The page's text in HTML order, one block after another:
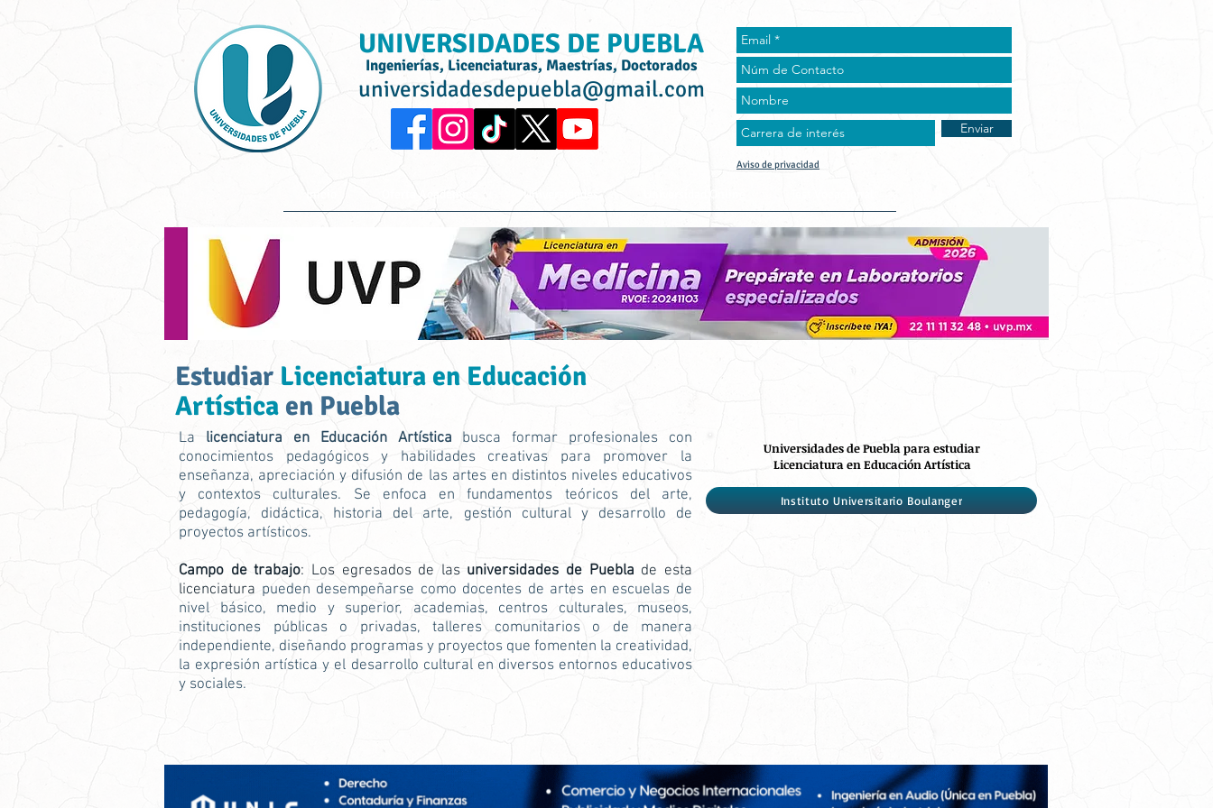
UNIVERSIDADES DE PUEBLA
Ingenierías, Licenciaturas, Maestrías, Doctorados
universidadesdepuebla@gmail.com
Enviar
Aviso de privacidad
Estudiar Licenciatura en Educación
Artística en Puebla
La licenciatura en Educación Artística busca formar profesionales con
conocimientos pedagógicos y habilidades creativas para promover la
enseñanza, apreciación y difusión de las artes en distintos niveles educativos
y contextos culturales. Se enfoca en fundamentos teóricos del arte,
pedagogía, didáctica, historia del arte, gestión cultural y desarrollo de
proyectos artísticos.
Campo de trabajo: Los egresados de las universidades de Puebla de esta
licenciatura pueden desempeñarse como docentes de artes en escuelas de
nivel básico, medio y superior, academias, centros culturales, museos,
instituciones públicas o privadas, talleres comunitarios o de manera
independiente, diseñando programas y proyectos que fomenten la creatividad,
la expresión artística y el desarrollo cultural en diversos entornos educativos
y sociales.
Universidades de Puebla para estudiar
Licenciatura en Educación Artística
Instituto Universitario Boulanger